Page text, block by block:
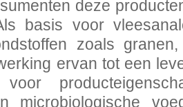
deze
basis voor
zoals
ervan tot een
microbiologische